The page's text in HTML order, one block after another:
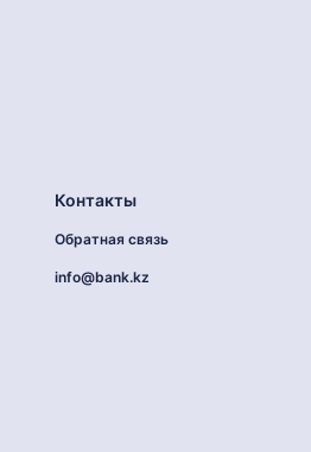
Контакты
Обратная связь
info@bank.kz